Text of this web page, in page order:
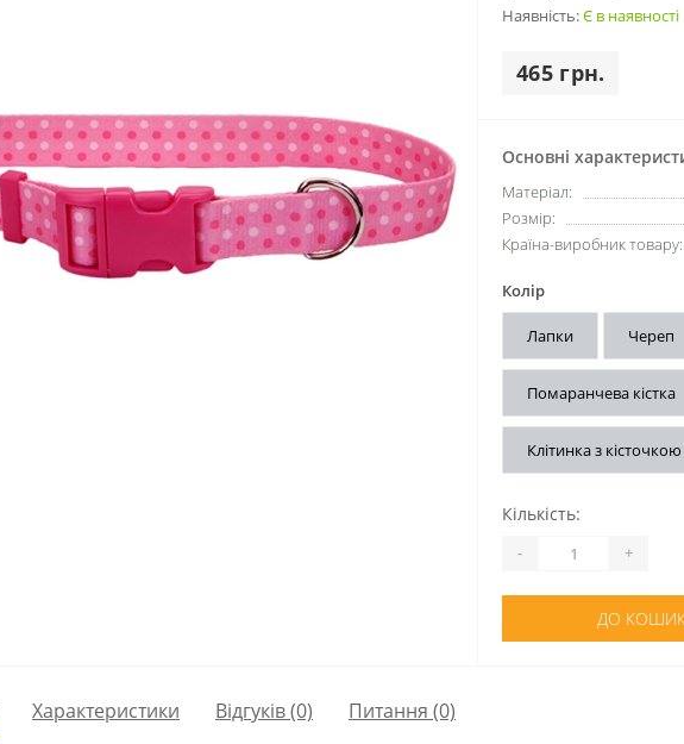
Наявність:Є в наявності
465 грн.
Основні
Матеріал:
Розмір:
Країна-виробник товару:
Колір
Лапки Череп
Помаранчева кістка
Клітинка з кісточкою
Кількість:
- +
ДО
Характеристики Відгуків (0) Питання (0)